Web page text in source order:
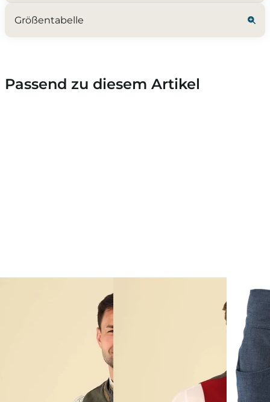
Größentabelle
Passend zu diesem Artikel